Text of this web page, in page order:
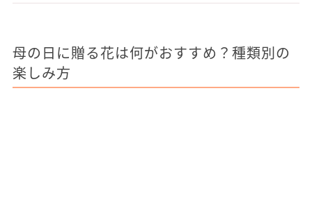
母の日に贈る花は何がおすすめ？種類別の
楽しみ方